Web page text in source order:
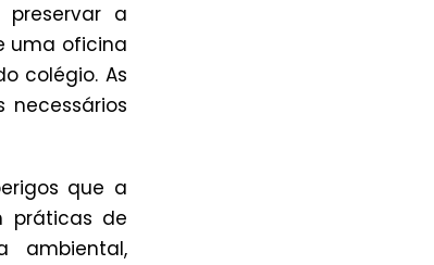
a
uma oficina
colégio. As
que a
práticas de
ambiental,